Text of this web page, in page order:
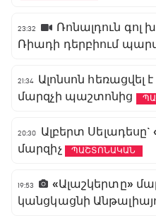
23:32
Ռոնալդուն գոլ
Ռիադի դերբիում
21:34 Ալոնսոն հեռացվել
մարզչի պաշտոնից
20:30
Ալբերտ
մարզիչ
ՊԱՇՏՈՆԱԿԱՆ
19:53
«Ալաշկերտը»
կանցկացնի